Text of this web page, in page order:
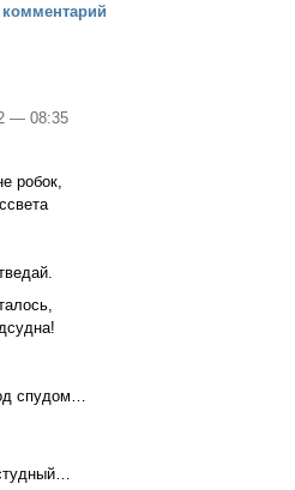
Богородицы
— 08:35
робок,
спудом…